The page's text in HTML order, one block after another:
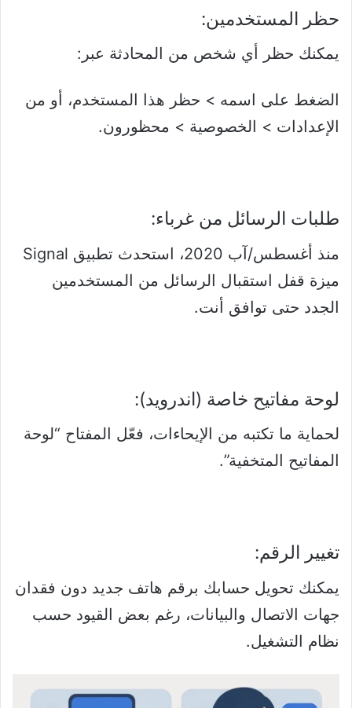
حظر المستخدمين:
يمكنك حظر أي شخص من المحادثة عبر:
الضغط على اسمه > حظر هذا المستخدم، أو من
الإعدادات > الخصوصية > محظورون.
طلبات الرسائل من غرباء:
منذ أغسطس/آب 2020، استحدث تطبيق Signal
ميزة قفل استقبال الرسائل من المستخدمين
الجدد حتى توافق أنت.
لوحة مفاتيح خاصة (اندرويد):
لحماية ما تكتبه من الإيحاءات، فعّل المفتاح “لوحة
المفاتيح المتخفية”.
تغيير الرقم:
يمكنك تحويل حسابك برقم هاتف جديد دون فقدان
جهات الاتصال والبيانات، رغم بعض القيود حسب
نظام التشغيل.